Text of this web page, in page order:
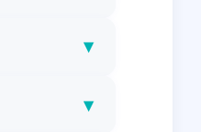
▾
▾